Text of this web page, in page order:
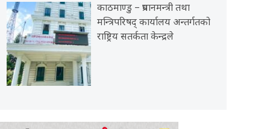
काठमाण्डु – प्रधानमन्त्री तथा
मन्त्रिपरिषद् कार्यालय अन्तर्गतको
राष्ट्रिय सतर्कता केन्द्रले